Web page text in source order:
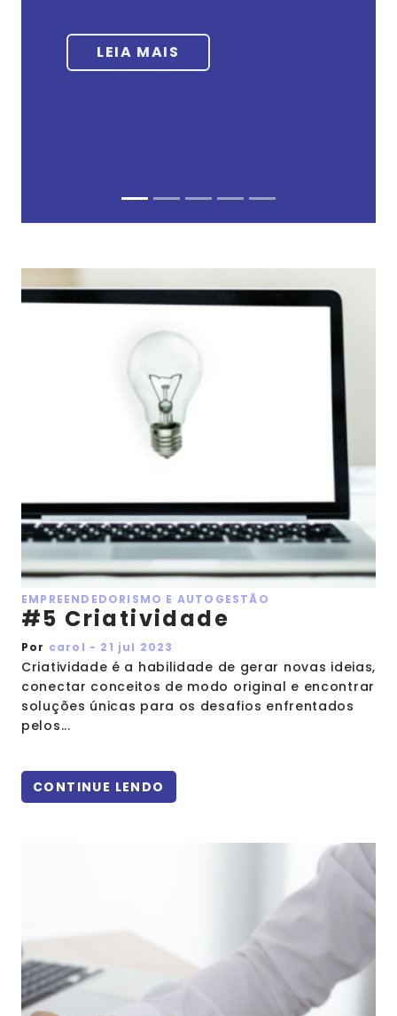
LEIA MAIS
EMPREENDEDORISMO E AUTOGESTÃO
#5 Criatividade
Por carol - 21 jul 2023
Criatividade é a habilidade de gerar novas ideias,
conectar conceitos de modo original e encontrar
soluções únicas para os desafios enfrentados
pelos...
CONTINUE LENDO